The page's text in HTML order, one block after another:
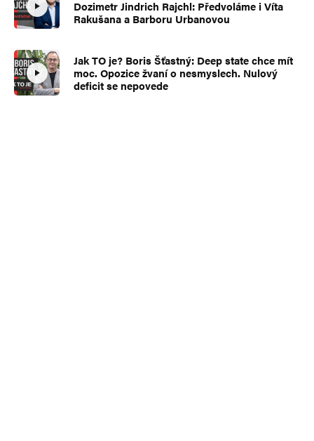
Dozimetr Jindrich Rajchl: Předvoláme i Víta
Rakušana a Barboru Urbanovou
Jak TO je? Boris Šťastný: Deep state chce mít
moc. Opozice žvaní o nesmyslech. Nulový
deficit se nepovede